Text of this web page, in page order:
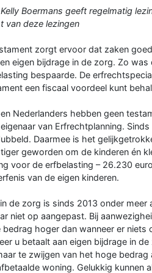
Boermans geeft regelmatig
van deze lezingen
zorgt ervoor dat zaken
ei­gen bijdrage in de zorg. Zo
bespaarde. De
een fiscaal voordeel kunt
Nederlanders heb­ben geen
van Erfrechtplanning.
Daarmee is het
geworden om de kinde­ren én
voor de erfbelasting – 26.230
van de eigen kinderen.
de zorg is sinds 2013 onder
niet op aangepast. Bij
hoger dan wanneer er
u betaalt aan eigen bijdrage in
te zwijgen van het hoge
woning. Gelukkig kunnen